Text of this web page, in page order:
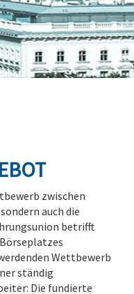
zwischen
auch die
betrifft
Wettbewerb
ständig
Die fundierte